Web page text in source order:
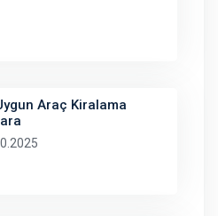
Araç Kiralama